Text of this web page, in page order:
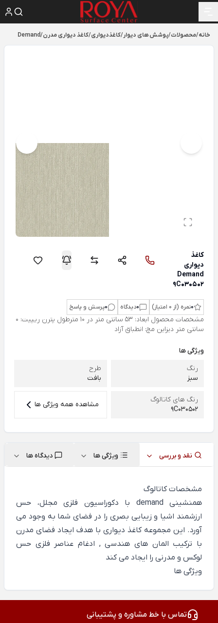
خانه/محصولات/پوشش های دیوار/کاغذدیواری/کاغذ دیواری مدرن/
Demand
کاغذ
دیواری
Demand
9C030502
0نمره (از 0 امتیاز) 0دیدگاه 0پرسش و پاسخ
مشخصات محصول ابعاد: 53 سانتی متر در 10 مترطول پترن ریپیت: 0
سانتی متر دیزاین مچ: انطباق آزاد
ویژگی ها
رنگ
سبز
طرح
بافت
رنگ های کاتالوگ
9C030502
مشاهده همه ویژگی ها
نقد و بررسی ویژگی ها دیدگاه ها
مشخصات کاتالوگ
همنشینی demand با دکوراسیون فلزی مجلل، حس
ارزشمند اشیا و زیبایی بصری را در فضای شما به وجود می
آورد. این مجموعه کاغذ دیواری با هدف ایجاد فضای مدرن
با ترکیب المان های هندسی , ادغام عناصر فلزی حس
لوکس و مدرنی را ایجاد می کند
ویژگی ها
تماس با خط مشاوره و پشتیبانی